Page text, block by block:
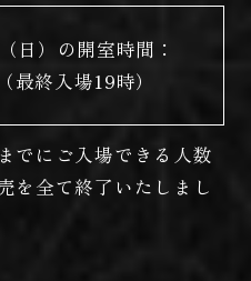
）の開室時間：
最終入場19時）
でにご入場できる人数
を全て終了いたしまし